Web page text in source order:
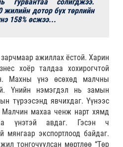
жилийн дотор бүх төрлийн
158% өсжээ...
ажиллах ёстой. Харин
хоёр талдаа хохирогчтой
Махны үнэ өсөхөд малчны
Үнийн нэмэгдэл нь замын
түрээсэнд явчихдаг. Үүнээс
махаа ченж нарт хямд
үнэтэй авдаг. Гэсэн ч
мянгаар экспортлоод байдаг.
тонгочуулсан мөртлөө “Төр